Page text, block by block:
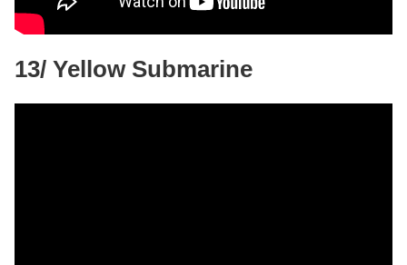
13/ Yellow Submarine